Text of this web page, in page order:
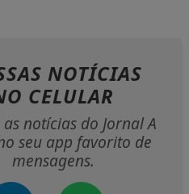
NOTÍCIAS
CELULAR
as notícias do Jornal A
seu app favorito de
mensagens.